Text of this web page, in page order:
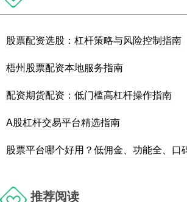
股票配资选股：杠杆策略与风险控制指南
梧州股票配资本地服务指南
配资期货配资：低门槛高杠杆操作指南
A股杠杆交易平台精选指南
股票平台哪个好用？低佣金、功能全、口
推荐阅读